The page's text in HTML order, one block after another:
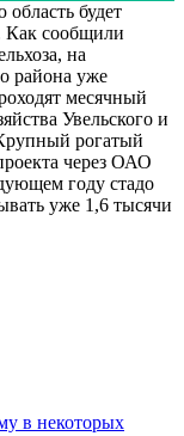
будет
Как сообщили
на
района уже
месячный
Увельского и
рогатый
через ОАО
году стадо
уже 1,6 тысячи
в некоторых